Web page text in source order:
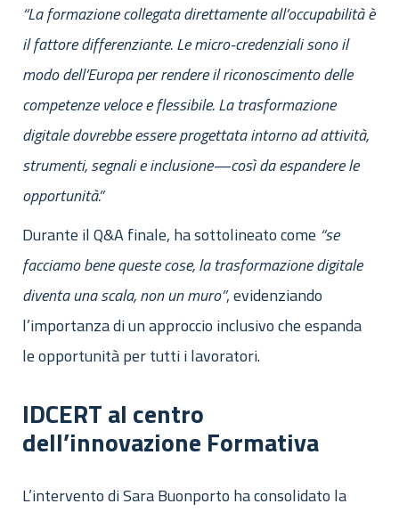
“La formazione collegata direttamente all’occupabilità è
il fattore differenziante. Le micro-credenziali sono il
modo dell’Europa per rendere il riconoscimento delle
competenze veloce e flessibile. La trasformazione
digitale dovrebbe essere progettata intorno ad attività,
strumenti, segnali e inclusione—così da espandere le
opportunità.”
Durante il Q&A finale, ha sottolineato come “se
facciamo bene queste cose, la trasformazione digitale
diventa una scala, non un muro”, evidenziando
l’importanza di un approccio inclusivo che espanda
le opportunità per tutti i lavoratori.
IDCERT al centro
dell’innovazione Formativa
L’intervento di Sara Buonporto ha consolidato la